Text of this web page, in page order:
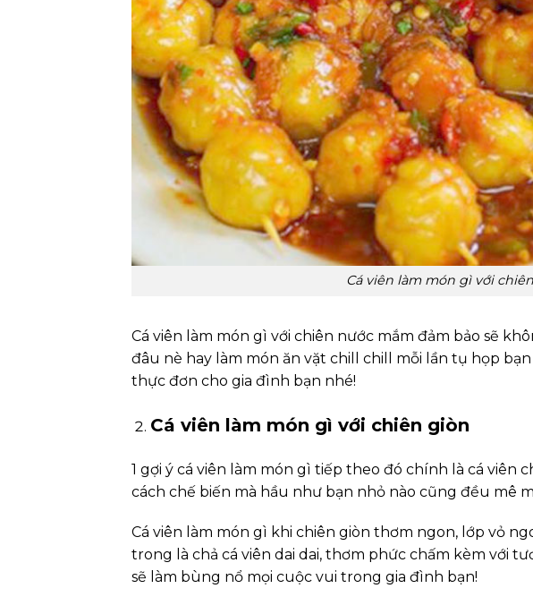
Cá viên làm món gì với
Cá viên làm món gì với chiên nước mắm đảm bảo sẽ
đâu nè hay làm món ăn vặt chill chill mỗi lần tụ họp
thực đơn cho gia đình bạn nhé!
Cá viên làm món gì với chiên giòn
1 gợi ý cá viên làm món gì tiếp theo đó chính là cá viên
cách chế biến mà hầu như bạn nhỏ nào cũng đều mê
Cá viên làm món gì khi chiên giòn thơm ngon, lớp vỏ
trong là chả cá viên dai dai, thơm phức chấm kèm với
sẽ làm bùng nổ mọi cuộc vui trong gia đình bạn!